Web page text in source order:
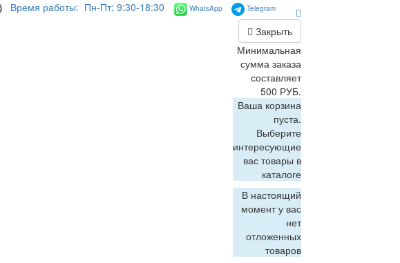
Время работы: Пн-Пт; 9:30-18:30 WhatsApp Telegram
Закрыть
Минимальная
сумма заказа
составляет
500 РУБ.
Ваша корзина
пуста.
Выберите
интересующие
вас товары в
каталоге
В настоящий
момент у вас
нет
отложенных
товаров